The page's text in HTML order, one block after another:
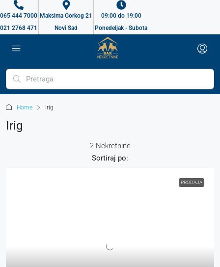
065 444 7000
021 2768 471
Maksima Gorkog 21
Novi Sad
09:00 do 19:00
Ponedeljak - Subota
Home Irig
Irig
2 Nekretnine
Sortiraj po:
PRODAJA